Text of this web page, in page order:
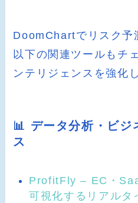
DoomChartでリスク予
以下の関連ツールもチ
ンテリジェンスを強化
📊 データ分析・ビジ
ス
ProfitFly – EC・
可視化するリアルタ